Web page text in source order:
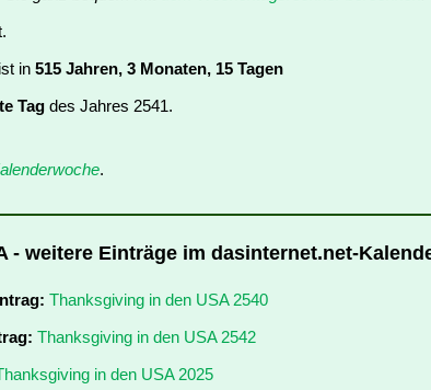
in 515 Jahren, 3 Monaten, 15 Tagen
Tag des Jahres 2541.
.
- weitere Einträge im dasinternet.net-
Thanksgiving in den USA 2540
Thanksgiving in den USA 2542
in den USA 2025